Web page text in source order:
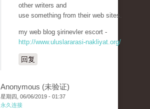
other writers and
use something from their web sites.
my web blog şirinevler escort -
http://www.uluslararasi-nakliyat.org/
回复
Anonymous (未验证)
星期四, 06/06/2019 - 01:37
永久连接